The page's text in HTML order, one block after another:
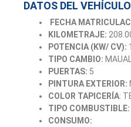
DATOS DEL VEHÍCULO
FECHA
KILOMETRAJE:
POTENCIA (KW/ CV):
TIPO CAMBIO:
PUERTAS: 5
PINTURA EXTERIOR:
COLOR TAPICERÍA:
TIPO COMBUSTIBLE:
CONSUMO: